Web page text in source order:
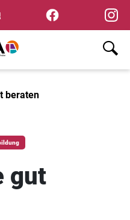
Fortbildungen
beraten
gut
×